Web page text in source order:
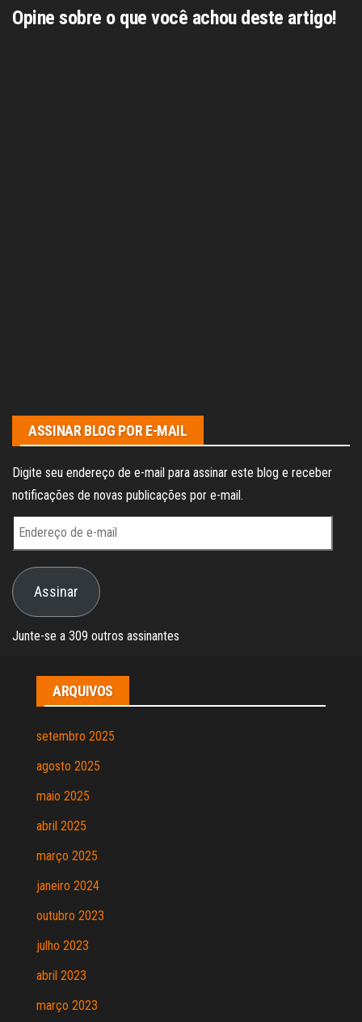
Opine sobre o que você achou deste artigo!
ASSINAR BLOG POR E-MAIL
Digite seu endereço de e-mail para assinar este blog e receber
notificações de novas publicações por e-mail.
Endereço
de
e-
mail Assinar
Junte-se a 309 outros assinantes
ARQUIVOS
setembro 2025
agosto 2025
maio 2025
abril 2025
março 2025
janeiro 2024
outubro 2023
julho 2023
abril 2023
março 2023